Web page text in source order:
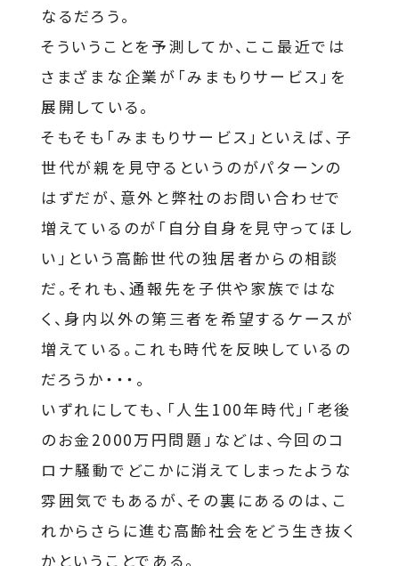
なるだろう。
そういうことを予測してか、ここ最近では
さまざまな企業が「みまもりサービス」を
展開している。
そもそも「みまもりサービス」といえば、子
世代が親を見守るというのがパターンの
はずだが、意外と弊社のお問い合わせで
増えているのが「自分自身を見守ってほし
い」という高齢世代の独居者からの相談
だ。それも、通報先を子供や家族ではな
く、身内以外の第三者を希望するケースが
増えている。これも時代を反映しているの
だろうか・・・。
いずれにしても、「人生100年時代」「老後
のお金2000万円問題」などは、今回のコ
ロナ騒動でどこかに消えてしまったような
雰囲気でもあるが、その裏にあるのは、こ
れからさらに進む高齢社会をどう生き抜く
かということである。